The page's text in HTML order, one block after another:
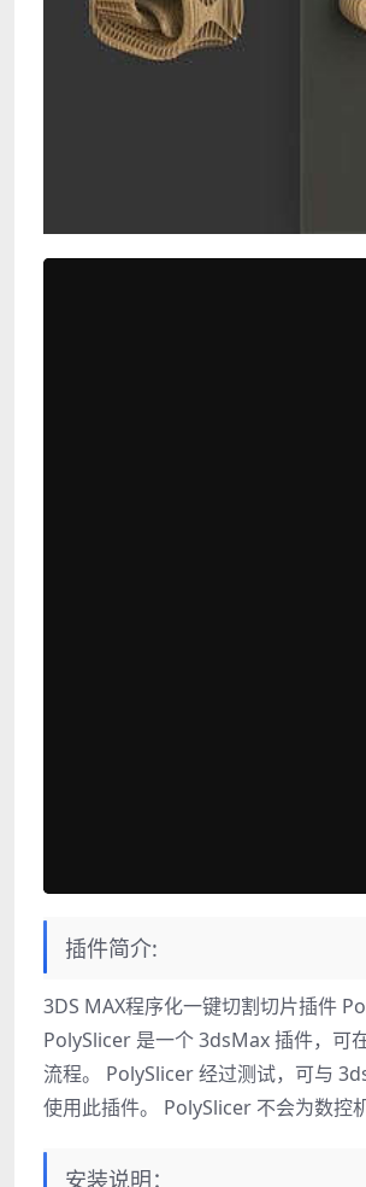
插件简介:
3DS MAX程序化一键切割切片插件
PolySlicer 是一个 3dsMax 插件，可
流程。 PolySlicer 经过测试，可与
使用此插件。 PolySlicer 不会为数控
安装说明：